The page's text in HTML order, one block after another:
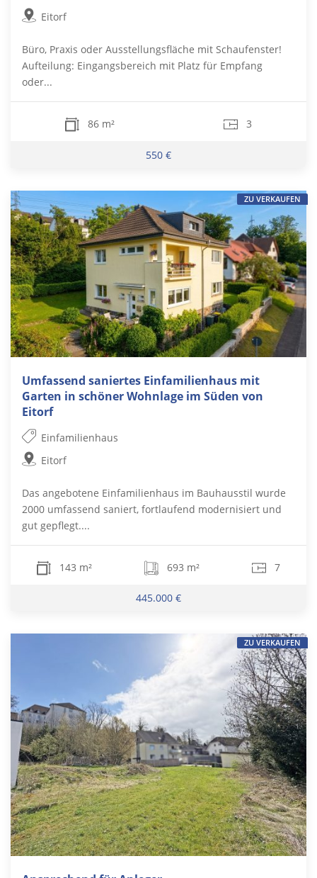
Eitorf
Büro, Praxis oder Ausstellungsfläche mit Schaufenster!
Aufteilung: Eingangsbereich mit Platz für Empfang
oder...
86 m² 3
550 €
Umfassend saniertes Einfamilienhaus mit
Garten in schöner Wohnlage im Süden von
Eitorf
Einfamilienhaus
Eitorf
Das angebotene Einfamilienhaus im Bauhausstil wurde
2000 umfassend saniert, fortlaufend modernisiert und
gut gepflegt....
143 m² 693 m² 7
445.000 €
ZU VERKAUFEN
ZU VERKAUFEN